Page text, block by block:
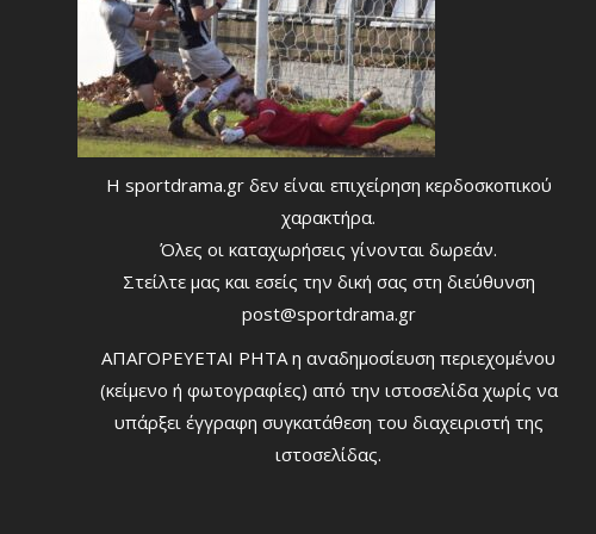
Η sportdrama.gr δεν είναι επιχείρηση κερδοσκοπικού
χαρακτήρα.
Όλες οι καταχωρήσεις γίνονται δωρεάν.
Στείλτε μας και εσείς την δική σας στη διεύθυνση
post@sportdrama.gr
ΑΠΑΓΟΡΕΥΕΤΑΙ ΡΗΤΑ η αναδημοσίευση περιεχομένου
(κείμενο ή φωτογραφίες) από την ιστοσελίδα χωρίς να
υπάρξει έγγραφη συγκατάθεση του διαχειριστή της
ιστοσελίδας.